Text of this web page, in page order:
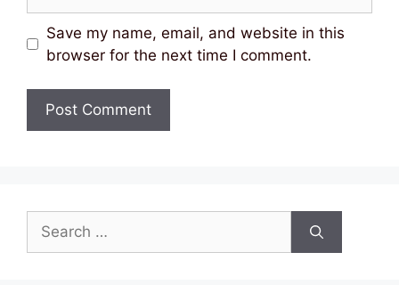
Save my name, email, and website in this
browser for the next time I comment.
Search
for: